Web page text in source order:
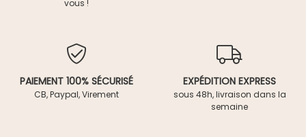
vous !
PAIEMENT 100% SÉCURISÉ
CB, Paypal, Virement
EXPÉDITION EXPRESS
sous 48h, livraison dans la
semaine